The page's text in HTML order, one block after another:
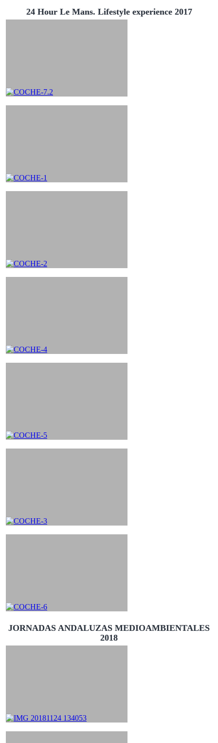
24 Hour Le Mans. Lifestyle experience 2017
JORNADAS ANDALUZAS MEDIOAMBIENTALES
2018